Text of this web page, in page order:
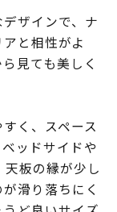
ザインで、ナ
と相性がよ
見ても美しく
く、スペース
ッドサイドや
板の縁が少し
滑り落ちにく